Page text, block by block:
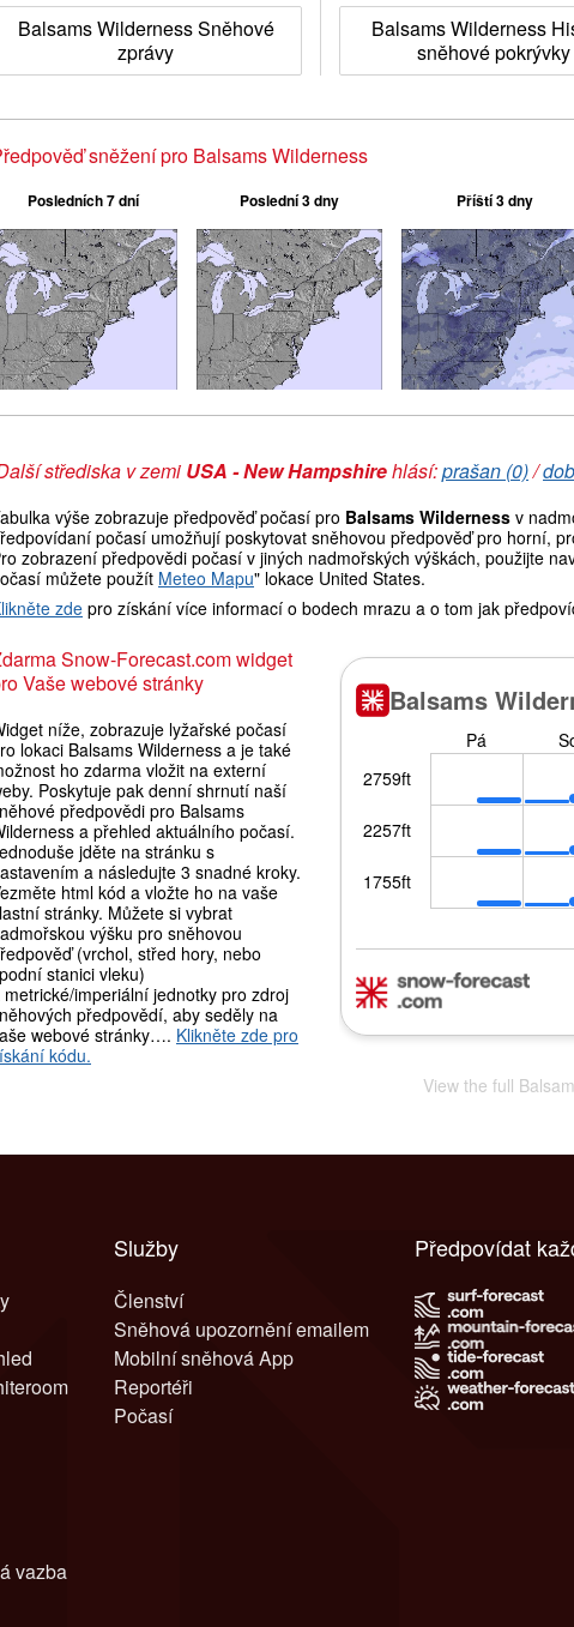
Balsams Wilderness Sněhové
zprávy
Balsams Wilderness
sněhové pokrývky
sněžení pro Balsams Wilderness
Posledních 7 dní Poslední 3 dny Příští 3 dny
střediska v zemi USA - New Hampshirehlásí:prašan (0)/
výše zobrazuje předpověď počasí pro Balsams Wilderness v
počasí umožňují poskytovat sněhovou předpověď pro horní,
zobrazení předpovědi počasí v jiných nadmořských výškách, použijte
můžete použít Meteo Mapu" lokace United States.
zde pro získání více informací o bodech mrazu a o tom jak
Snow-Forecast.com widget
Vaše webové stránky
níže, zobrazuje lyžařské počasí
lokaci Balsams Wilderness a je také
ho zdarma vložit na externí
Poskytuje pak denní shrnutí naší
předpovědi pro Balsams
a přehled aktuálního počasí.
jděte na stránku s
a následujte 3 snadné kroky.
html kód a vložte ho na vaše
stránky. Můžete si vybrat
výšku pro sněhovou
(vrchol, střed hory, nebo
stanici vleku)
metrické/imperiální jednotky pro zdroj
předpovědí, aby seděly na
webové stránky…. Klikněte zde pro
kódu.
View the full
Služby
Členství
Sněhová upozornění emailem
Mobilní sněhová App
Reportéři
Počasí
Předpovídat
vazba